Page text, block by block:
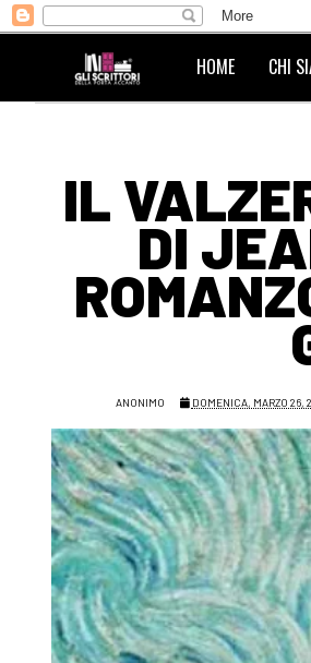
HOME CHI
IL
DI
ANONIMO DOMENICA, MARZO 26,